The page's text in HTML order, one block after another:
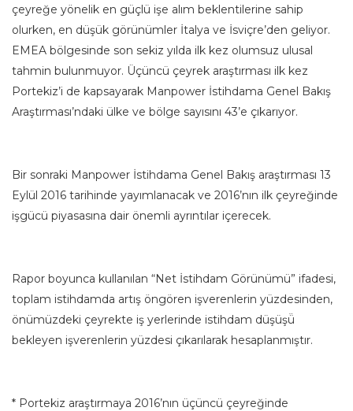
çeyreğe yönelik en güçlü işe alım beklentilerine sahip
olurken, en düşük görünümler İtalya ve İsviçre’den geliyor.
EMEA bölgesinde son sekiz yılda ilk kez olumsuz ulusal
tahmin bulunmuyor. Üçüncü çeyrek araştırması ilk kez
Portekiz’i de kapsayarak Manpower İstihdama Genel Bakış
Araştırması’ndaki ülke ve bölge sayısını 43’e çıkarıyor.
Bir sonraki Manpower İstihdama Genel Bakış araştırması 13
Eylül 2016 tarihinde yayımlanacak ve 2016’nın ilk çeyreğinde
işgücü piyasasına dair önemli ayrıntılar içerecek.
Rapor boyunca kullanılan “Net İstihdam Görünümü” ifadesi,
toplam istihdamda artış öngören işverenlerin yüzdesinden,
önümüzdeki çeyrekte iş yerlerinde istihdam düşüşü̈
bekleyen işverenlerin yüzdesi çıkarılarak hesaplanmıştır.
* Portekiz araştırmaya 2016’nın üçüncü çeyreğinde